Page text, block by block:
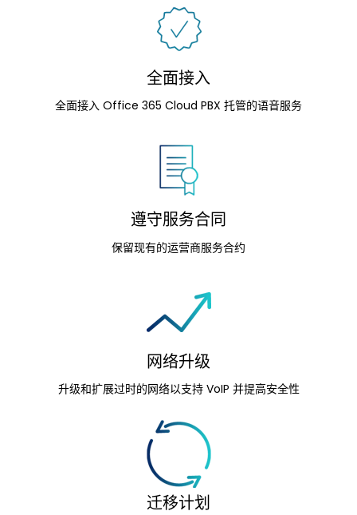
全面接入
全面接入 Office 365 Cloud PBX 托管的语音服务
遵守服务合同
保留现有的运营商服务合约
网络升级
升级和扩展过时的网络以支持 VoIP 并提高安全性
迁移计划